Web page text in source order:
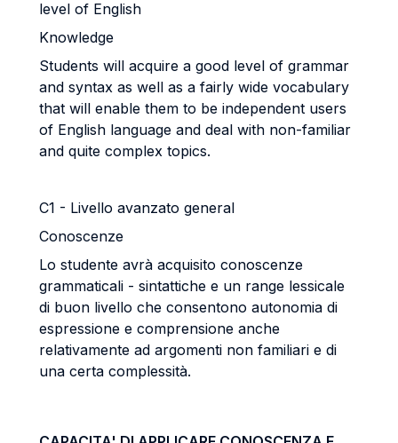
level of English
Knowledge
Students will acquire a good level of grammar
and syntax as well as a fairly wide vocabulary
that will enable them to be independent users
of English language and deal with non-familiar
and quite complex topics.
C1 - Livello avanzato general
Conoscenze
Lo studente avrà acquisito conoscenze
grammaticali - sintattiche e un range lessicale
di buon livello che consentono autonomia di
espressione e comprensione anche
relativamente ad argomenti non familiari e di
una certa complessità.